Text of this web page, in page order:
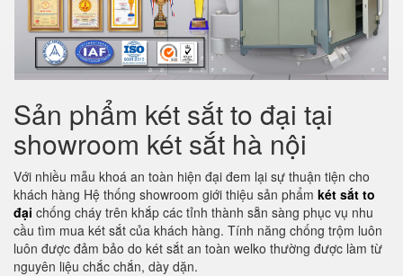
Sản phẩm két sắt to đại tại
showroom két sắt hà nội
Với nhiều mẫu khoá an toàn hiện đại đem lại sự thuận tiện cho
khách hàng Hệ thống showroom giới thiệu sản phẩm két sắt to
đại chống cháy trên khắp các tỉnh thành sẵn sàng phục vụ nhu
cầu tìm mua két sắt của khách hàng. Tính năng chống trộm luôn
luôn được đảm bảo do két sắt an toàn welko thường được làm từ
nguyên liệu chắc chắn, dày dặn.